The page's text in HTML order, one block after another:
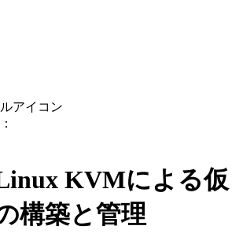
Linux KVMによる仮
構築と管理